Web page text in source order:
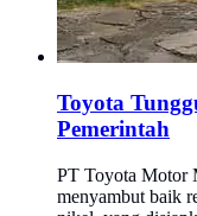
Toyota
Pemerintah
PT Toyota Motor
menyambut baik